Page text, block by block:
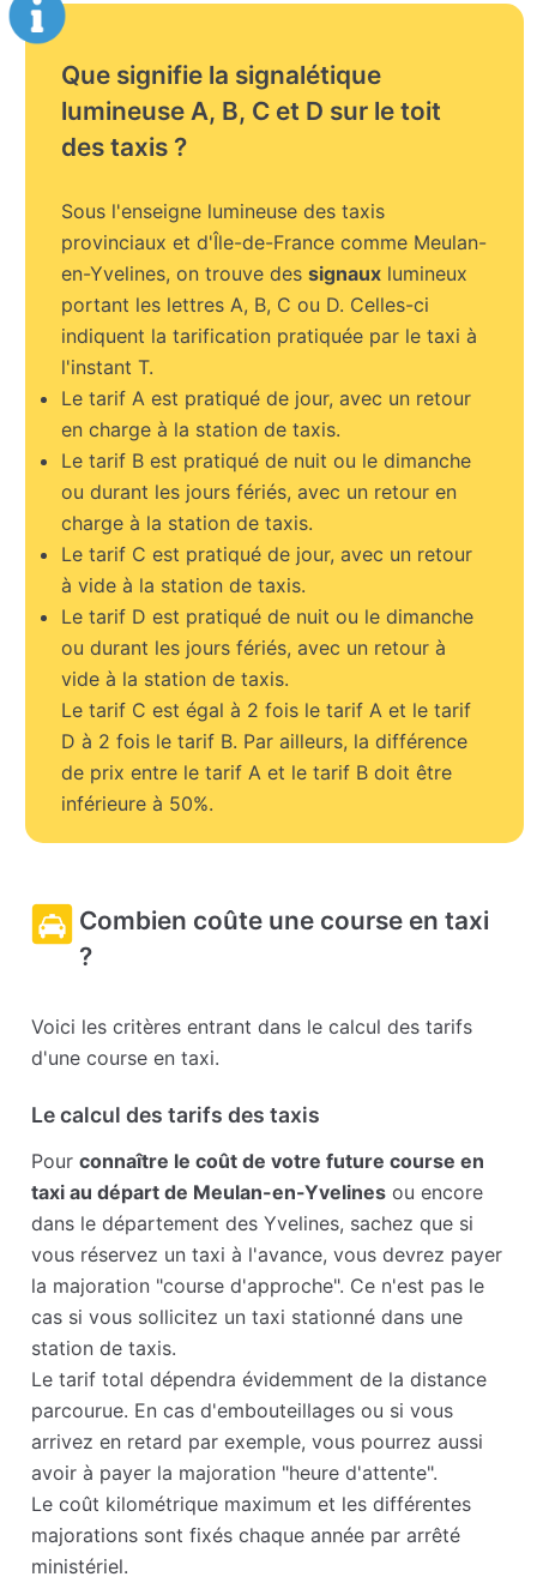
Que signifie la signalétique
lumineuse A, B, C et D sur le toit
des taxis ?
Sous l'enseigne lumineuse des taxis
provinciaux et d'Île-de-France comme Meulan-
en-Yvelines, on trouve dessignaux lumineux
portant les lettres A, B, C ou D. Celles-ci
indiquent la tarification pratiquée par le taxi à
l'instant T.
Le tarif A est pratiqué de jour, avec un retour
en charge à la station de taxis.
Le tarif B est pratiqué de nuit ou le dimanche
ou durant les jours fériés, avec un retour en
charge à la station de taxis.
Le tarif C est pratiqué de jour, avec un retour
à vide à la station de taxis.
Le tarif D est pratiqué de nuit ou le dimanche
ou durant les jours fériés, avec un retour à
vide à la station de taxis.
Le tarif C est égal à 2 fois le tarif A et le tarif
D à 2 fois le tarif B. Par ailleurs, la différence
de prix entre le tarif A et le tarif B doit être
inférieure à 50%.
Combien coûte une course en taxi
?
Voici les critères entrant dans le calcul des tarifs
d'une course en taxi.
Le calcul des tarifs des taxis
Pourconnaître le coût de votre future course en
taxi au départ de Meulan-en-Yvelines ou encore
dans le département des Yvelines, sachez que si
vous réservez un taxi à l'avance, vous devrez payer
la majoration "course d'approche". Ce n'est pas le
cas si vous sollicitez un taxi stationné dans une
station de taxis.
Le tarif total dépendra évidemment de la distance
parcourue. En cas d'embouteillages ou si vous
arrivez en retard par exemple, vous pourrez aussi
avoir à payer la majoration "heure d'attente".
Le coût kilométrique maximum et les différentes
majorations sont fixés chaque année par arrêté
ministériel.